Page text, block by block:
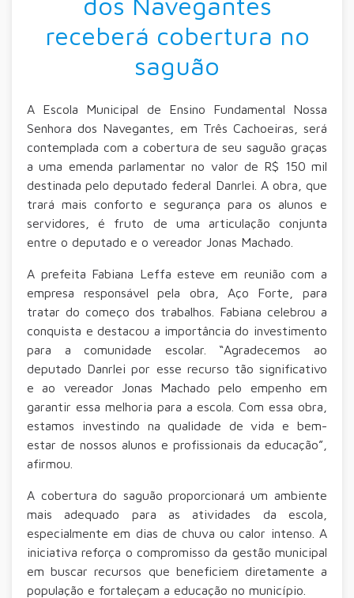
receberá cobertura no
saguão
A Escola Municipal de Ensino Fundamental Nossa
Senhora dos Navegantes, em Três Cachoeiras, será
contemplada com a cobertura de seu saguão graças
a uma emenda parlamentar no valor de R$ 150 mil
destinada pelo deputado federal Danrlei. A obra, que
trará mais conforto e segurança para os alunos e
servidores, é fruto de uma articulação conjunta
entre o deputado e o vereador Jonas Machado.
A prefeita Fabiana Leffa esteve em reunião com a
empresa responsável pela obra, Aço Forte, para
tratar do começo dos trabalhos. Fabiana celebrou a
conquista e destacou a importância do investimento
para a comunidade escolar. “Agradecemos ao
deputado Danrlei por esse recurso tão significativo
e ao vereador Jonas Machado pelo empenho em
garantir essa melhoria para a escola. Com essa obra,
estamos investindo na qualidade de vida e bem-
estar de nossos alunos e profissionais da educação”,
afirmou.
A cobertura do saguão proporcionará um ambiente
mais adequado para as atividades da escola,
especialmente em dias de chuva ou calor intenso. A
iniciativa reforça o compromisso da gestão municipal
em buscar recursos que beneficiem diretamente a
população e fortaleçam a educação no município.